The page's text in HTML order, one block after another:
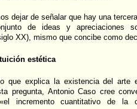
dejar de señalar que hay una
de ideas y apreciaciones
XX), mismo que concibe como
estética
que explica la existencia del arte
pregunta, Antonio Caso cree
incremento cuantitativo de